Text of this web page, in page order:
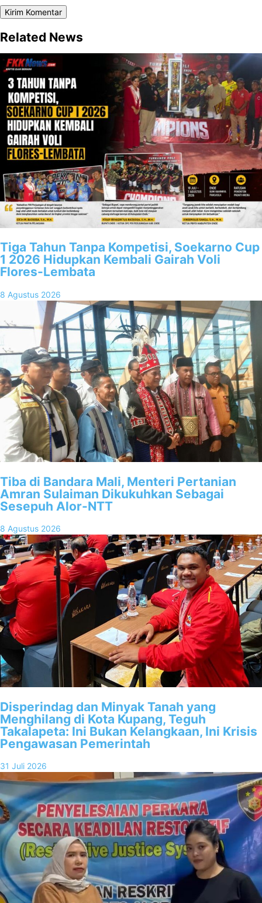
Related News
Tiga Tahun Tanpa Kompetisi, Soekarno Cup
1 2026 Hidupkan Kembali Gairah Voli
Flores-Lembata
8 Agustus 2026
Tiba di Bandara Mali, Menteri Pertanian
Amran Sulaiman Dikukuhkan Sebagai
Sesepuh Alor-NTT
8 Agustus 2026
Disperindag dan Minyak Tanah yang
Menghilang di Kota Kupang, Teguh
Takalapeta: Ini Bukan Kelangkaan, Ini Krisis
Pengawasan Pemerintah
31 Juli 2026